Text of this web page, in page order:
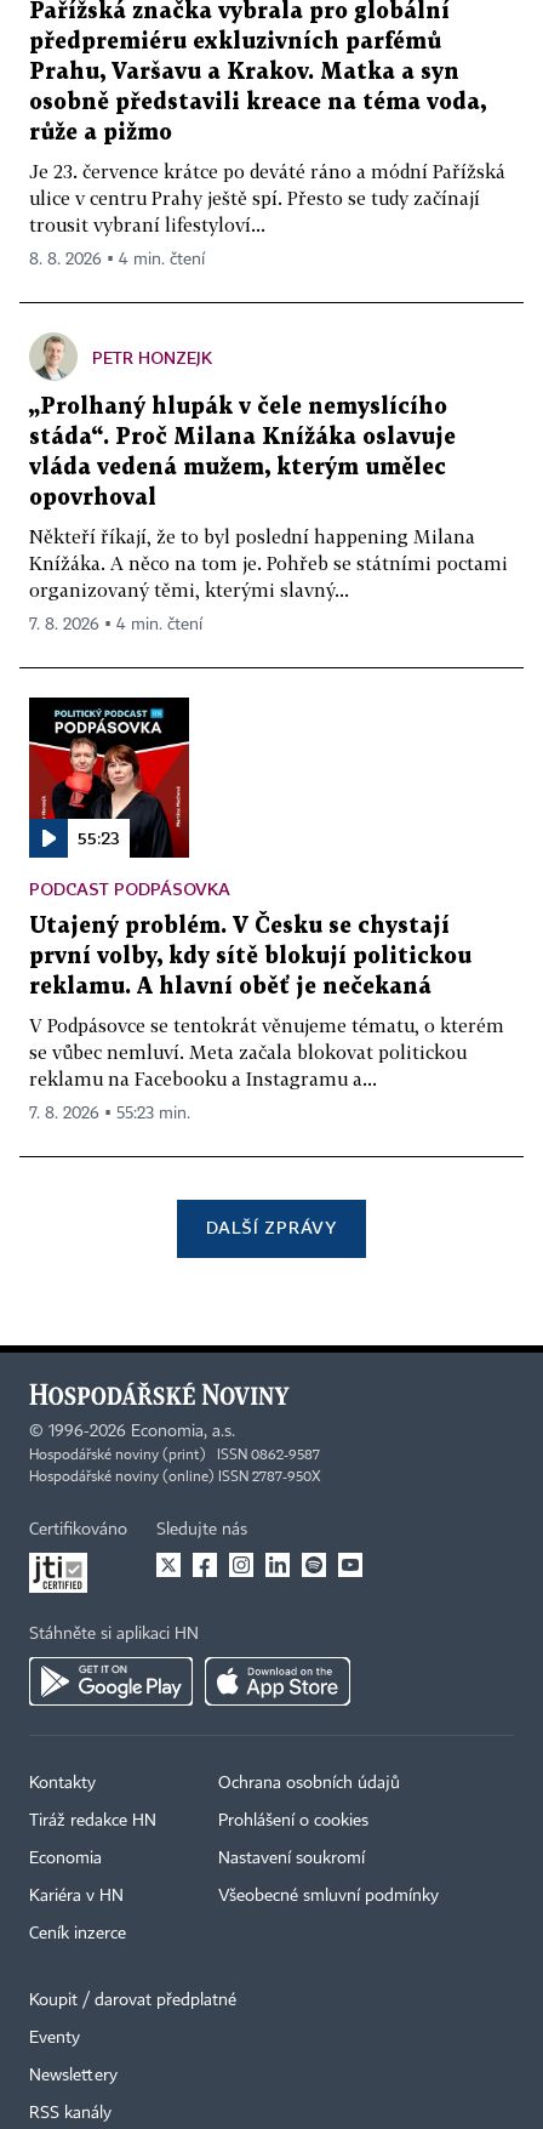
Pařížská značka vybrala pro globální
předpremiéru exkluzivních parfémů
Prahu, Varšavu a Krakov. Matka a syn
osobně představili kreace na téma voda,
růže a pižmo
Je 23. července krátce po deváté ráno a módní Pařížská
ulice v centru Prahy ještě spí. Přesto se tudy začínají
trousit vybraní lifestyloví...
8. 8. 2026 ▪ 4 min. čtení
PETR HONZEJK
„Prolhaný hlupák v čele nemyslícího
stáda“. Proč Milana Knížáka oslavuje
vláda vedená mužem, kterým umělec
opovrhoval
Někteří říkají, že to byl poslední happening Milana
Knížáka. A něco na tom je. Pohřeb se státními poctami
organizovaný těmi, kterými slavný...
7. 8. 2026 ▪ 4 min. čtení
55:23
PODCAST PODPÁSOVKA
Utajený problém. V Česku se chystají
první volby, kdy sítě blokují politickou
reklamu. A hlavní oběť je nečekaná
V Podpásovce se tentokrát věnujeme tématu, o kterém
se vůbec nemluví. Meta začala blokovat politickou
reklamu na Facebooku a Instagramu a...
7. 8. 2026 ▪ 55:23 min.
DALŠÍ ZPRÁVY
© 1996-2026 Economia, a.s.
Hospodářské noviny (print) ISSN 0862-9587
Hospodářské noviny (online) ISSN 2787-950X
Certifikováno Sledujte nás
Stáhněte si aplikaci HN
Kontakty
Tiráž redakce HN
Economia
Kariéra v HN
Ceník inzerce
Ochrana osobních údajů
Prohlášení o cookies
Nastavení soukromí
Všeobecné smluvní podmínky
Koupit / darovat předplatné
Eventy
Newslettery
RSS kanály